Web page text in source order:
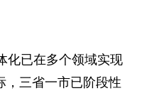
化已在多个领域实现
，三省一市已阶段性